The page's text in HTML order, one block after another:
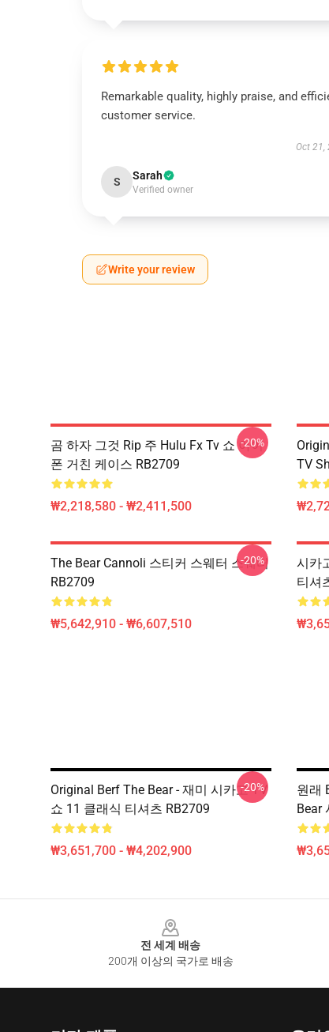
Remarkable quality, highly praise, and
customer service.
Oct 21,
S Sarah
Verified owner
Write your review
곰 하자 그것 Rip 주 Hulu Fx Tv 쇼 아이
폰 거친 케이스 RB2709
₩2,218,580 - ₩2,411,500
-20%
TV
The Bear Cannoli 스티커 스웨터 스웨터
RB2709
₩5,642,910 - ₩6,607,510
-20%
시카
티셔
Original Berf The Bear - 재미 시카고 TV
쇼 11 클래식 티셔츠 RB2709
₩3,651,700 - ₩4,202,900
-20%
원래
Bear
전 세계 배송
200개 이상의 국가로 배송